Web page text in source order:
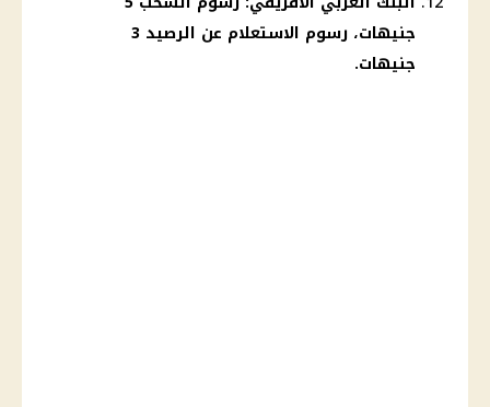
جنيهات، رسوم الاستعلام عن الرصيد 3
جنيهات.